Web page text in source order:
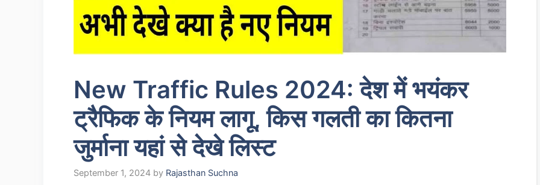
New Traffic Rules 2024: देश में भयंकर
ट्रैफिक के नियम लागू, किस गलती का कितना
जुर्माना यहां से देखे लिस्ट
September 1, 2024 by Rajasthan Suchna